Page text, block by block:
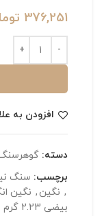
376,251
افزودن به
دسته:
برچسب: سنگ
, نگین , نگین
بیضی 2.23 گرم